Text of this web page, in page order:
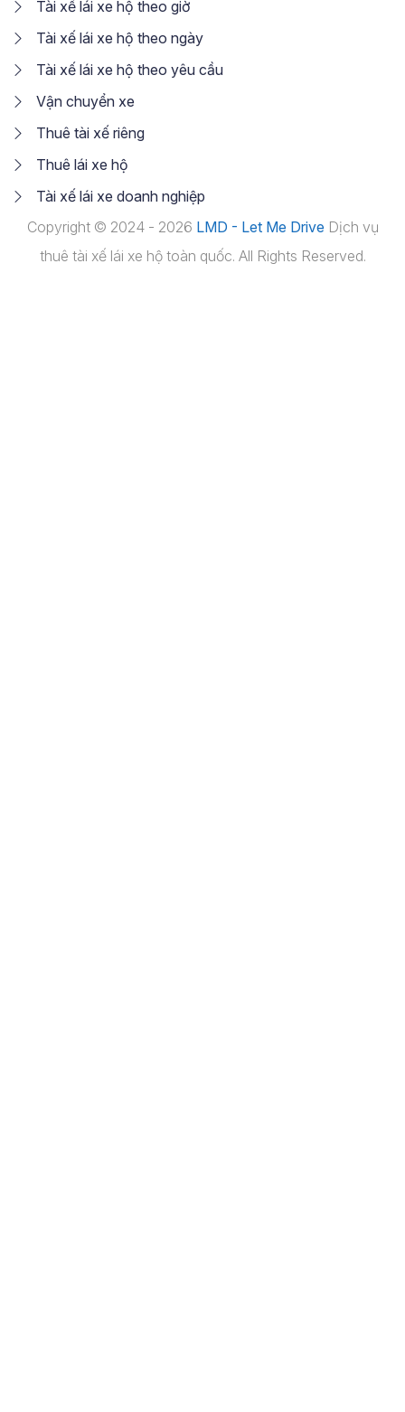
Tài xế lái xe hộ theo giờ
Tài xế lái xe hộ theo ngày
Tài xế lái xe hộ theo yêu cầu
Vận chuyển xe
Thuê tài xế riêng
Thuê lái xe hộ
Tài xế lái xe doanh nghiệp
Copyright © 2024 - 2026 LMD - Let Me Drive Dịch vụ
thuê tài xế lái xe hộ toàn quốc. All Rights Reserved.